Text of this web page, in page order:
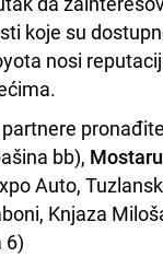
koje su
nosi
bb), Mostaru
Auto,
Knjaza
6)